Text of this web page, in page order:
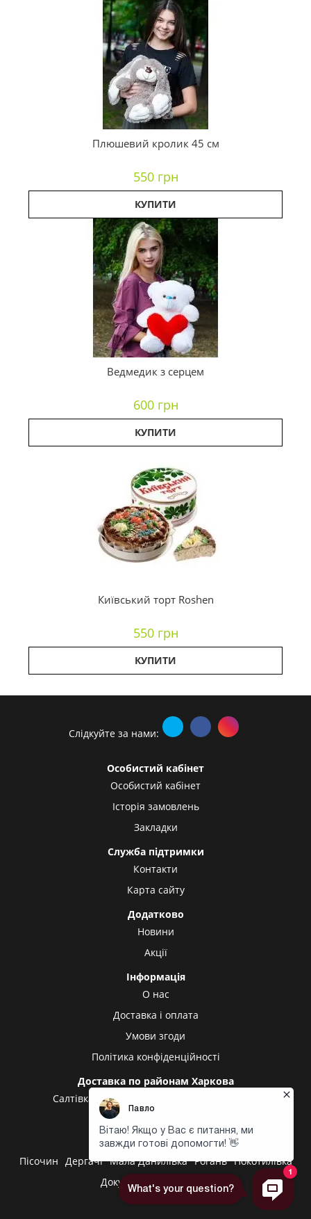
Плюшевий кролик 45 см
550 грн
КУПИТИ
Ведмедик з серцем
600 грн
КУПИТИ
Київський торт Roshen
550 грн
КУПИТИ
Слідкуйте за нами:
Особистий кабінет
Особистий кабінет
Історія замовлень
Закладки
Служба підтримки
Контакти
Карта сайту
Додатково
Новини
Акції
Інформація
О нас
Доставка і оплата
Умови згоди
Політика конфіденційності
Доставка по районам Харкова
Салтівка
Олексіївка
Центральний ринок
Доставка в інші міста
Пісочин Дергачі Мала Данилівка Рогань Покотилівка
Докучаївське